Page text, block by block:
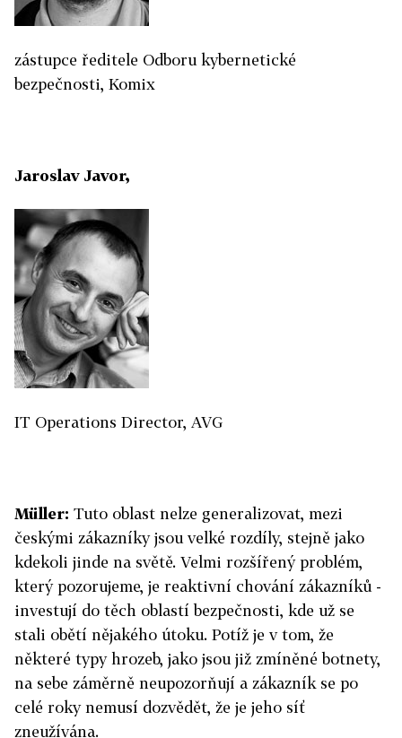
zástupce ředitele Odboru kybernetické
bezpečnosti, Komix
Jaroslav Javor,
IT Operations Director, AVG
Müller: Tuto oblast nelze generalizovat, mezi
českými zákazníky jsou velké rozdíly, stejně jako
kdekoli jinde na světě. Velmi rozšířený problém,
který pozorujeme, je reaktivní chování zákazníků -
investují do těch oblastí bezpečnosti, kde už se
stali obětí nějakého útoku. Potíž je v tom, že
některé typy hrozeb, jako jsou již zmíněné botnety,
na sebe záměrně neupozorňují a zákazník se po
celé roky nemusí dozvědět, že je jeho síť
zneužívána.